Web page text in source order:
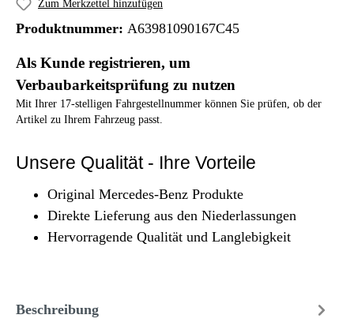
Zum Merkzettel hinzufügen
Produktnummer: A63981090167C45
Als Kunde registrieren, um
Verbaubarkeitsprüfung zu nutzen
Mit Ihrer 17-stelligen Fahrgestellnummer können Sie prüfen, ob der
Artikel zu Ihrem Fahrzeug passt.
Unsere Qualität - Ihre Vorteile
Original Mercedes-Benz Produkte
Direkte Lieferung aus den Niederlassungen
Hervorragende Qualität und Langlebigkeit
Beschreibung